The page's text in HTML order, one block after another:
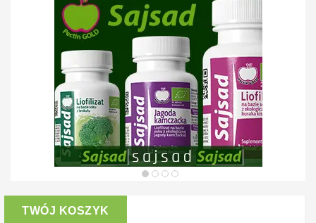
TWÓJ KOSZYK